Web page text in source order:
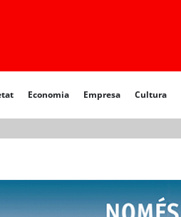
Economia Empresa Cultura